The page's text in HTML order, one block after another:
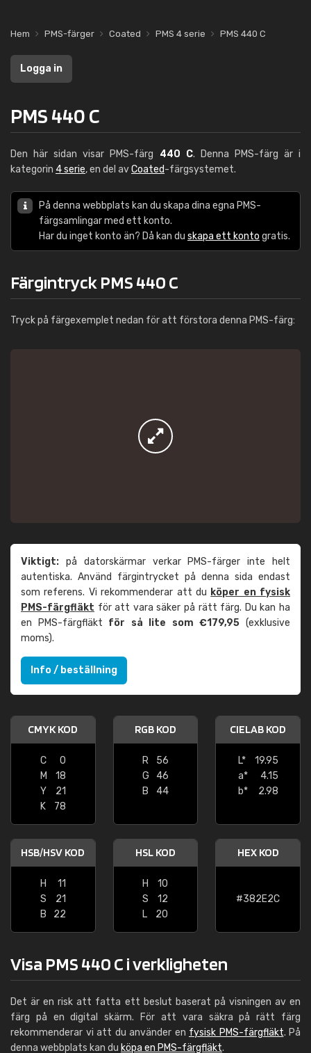
Hem PMS-färger Coated PMS 4 serie PMS 440 C
Logga in
PMS 440 C
Den här sidan visar PMS-färg 440 C. Denna PMS-färg är i
kategorin 4 serie, en del avCoated-färgsystemet.
På denna webbplats kan du skapa dina egna PMS-
färgsamlingar med ett konto.
Har du inget konto än? Då kan du skapa ett konto gratis.
Färgintryck PMS 440 C
Tryck på färgexemplet nedan för att förstora denna PMS-färg:
Viktigt: på datorskärmar verkar PMS-färger inte helt
autentiska. Använd färgintrycket på denna sida endast
som referens. Vi rekommenderar att du köper en fysisk
PMS-färgfläkt för att vara säker på rätt färg. Du kan ha
en PMS-färgfläkt för så lite som €179,95 (exklusive
moms).
Info / beställning
CMYK KOD
C
0
M
18
Y
21
K
78
RGB KOD
R
56
G
46
B
44
CIELAB KOD
L*
19.95
a*
4.15
b*
2.98
HSB/HSV KOD
H
11
S
21
B
22
HSL KOD
H
10
S
12
L
20
HEX KOD
#382E2C
Visa PMS 440 C i verkligheten
Det är en risk att fatta ett beslut baserat på visningen av en
färg på en digital skärm. För att vara säkra på rätt färg
rekommenderar vi att du använder en fysisk PMS-färgfläkt. På
denna webbplats kan du köpa en PMS-färgfläkt.